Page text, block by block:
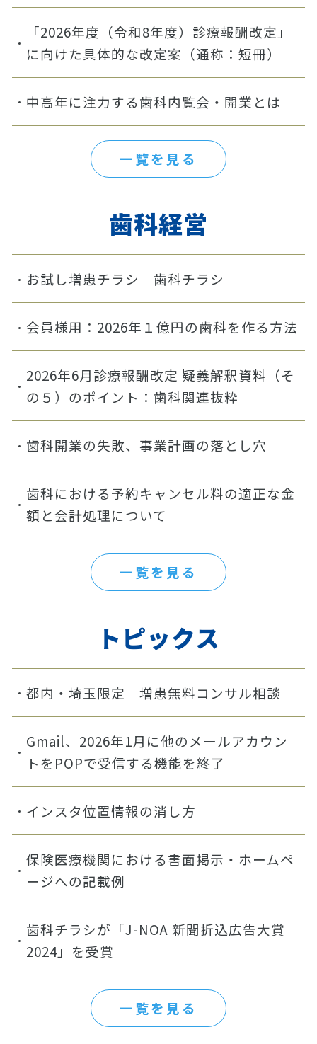
「2026年度（令和8年度）診療報酬改定」
に向けた具体的な改定案（通称：短冊）
中高年に注力する歯科内覧会・開業とは
一覧を見る
歯科経営
お試し増患チラシ｜歯科チラシ
会員様用：2026年１億円の歯科を作る方法
2026年6月診療報酬改定 疑義解釈資料（そ
の５）のポイント：歯科関連抜粋
歯科開業の失敗、事業計画の落とし穴
歯科における予約キャンセル料の適正な金
額と会計処理について
一覧を見る
トピックス
都内・埼玉限定｜増患無料コンサル相談
Gmail、2026年1月に他のメールアカウン
トをPOPで受信する機能を終了
インスタ位置情報の消し方
保険医療機関における書面掲示・ホームペ
ージへの記載例
歯科チラシが「J-NOA 新聞折込広告大賞
2024」を受賞
一覧を見る